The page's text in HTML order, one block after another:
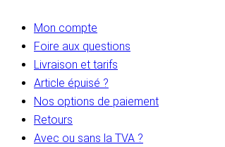
Mon compte
Foire aux questions
Livraison et tarifs
Article épuisé ?
Nos options de paiement
Retours
Avec ou sans la TVA ?